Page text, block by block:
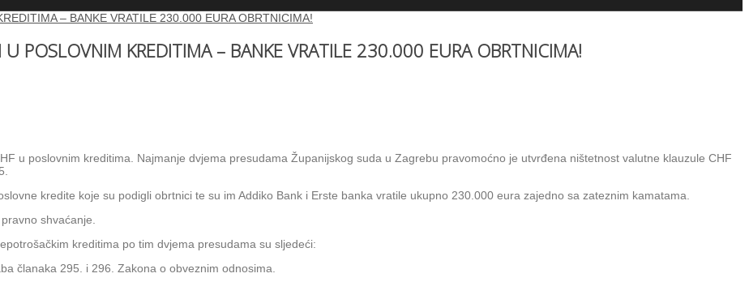
POSLOVNIM KREDITIMA – BANKE VRATILE 230.000 EURA OBRTNICIMA!
u poslovnim kreditima. Najmanje dvjema presudama Županijskog suda u Zagrebu pravomoćno je utvrđena ništetnost valutne klauzule CHF
kredite koje su podigli obrtnici te su im Addiko Bank i Erste banka vratile ukupno 230.000 eura zajedno sa zateznim kamatama.
shvaćanje.
kreditima po tim dvjema presudama su sljedeći:
članaka 295. i 296. Zakona o obveznim odnosima.